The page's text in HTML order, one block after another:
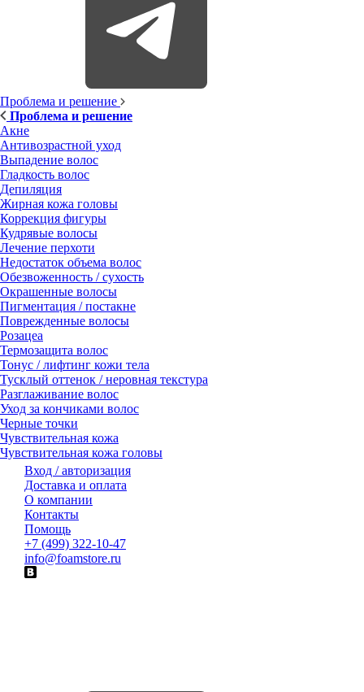
Проблема и решение
Проблема и решение
Акне
Антивозрастной уход
Выпадение волос
Гладкость волос
Депиляция
Жирная кожа головы
Коррекция фигуры
Кудрявые волосы
Лечение перхоти
Недостаток объема волос
Обезвоженность / сухость
Окрашенные волосы
Пигментация / постакне
Поврежденные волосы
Розацеа
Термозащита волос
Тонус / лифтинг кожи тела
Тусклый оттенок / неровная текстура
Разглаживание волос
Уход за кончиками волос
Черные точки
Чувствительная кожа
Чувствительная кожа головы
Вход / авторизация
Доставка и оплата
О компании
Контакты
Помощь
+7 (499) 322-10-47
info@foamstore.ru